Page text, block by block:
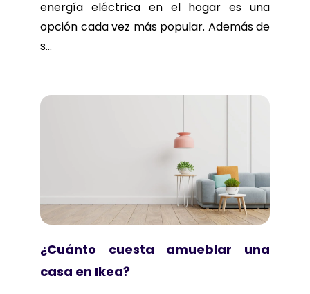
energía eléctrica en el hogar es una
opción cada vez más popular. Además de
s...
¿Cuánto cuesta amueblar una
casa en Ikea?